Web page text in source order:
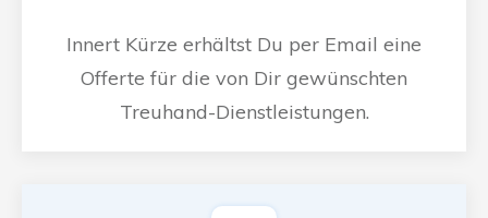
Innert Kürze erhältst Du per Email eine
Offerte für die von Dir gewünschten
Treuhand-Dienstleistungen.